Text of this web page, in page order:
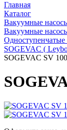
Главная
Каталог
Вакуумные
Вакуумные
Одноступенчатые
SOGEVAC (
SOGEVAC SV